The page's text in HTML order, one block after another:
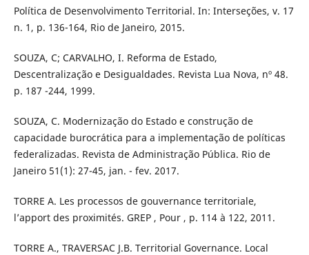
Política de Desenvolvimento Territorial. In: Interseções, v. 17
n. 1, p. 136-164, Rio de Janeiro, 2015.
SOUZA, C; CARVALHO, I. Reforma de Estado,
Descentralização e Desigualdades. Revista Lua Nova, nº 48.
p. 187 -244, 1999.
SOUZA, C. Modernização do Estado e construção de
capacidade burocrática para a implementação de políticas
federalizadas. Revista de Administração Pública. Rio de
Janeiro 51(1): 27-45, jan. - fev. 2017.
TORRE A. Les processos de gouvernance territoriale,
l’apport des proximités. GREP , Pour , p. 114 à 122, 2011.
TORRE A., TRAVERSAC J.B. Territorial Governance. Local